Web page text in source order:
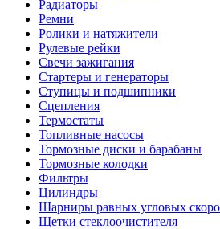
Радиаторы
Ремни
Ролики и натяжители
Рулевые рейки
Свечи зажигания
Стартеры и генераторы
Ступицы и подшипники
Сцепления
Термостаты
Топливные насосы
Тормозные диски и барабаны
Тормозные колодки
Фильтры
Цилиндры
Шарниры равных угловых
Щетки стеклоочистителя